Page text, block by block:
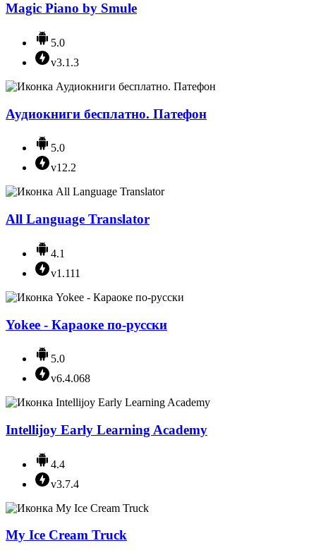
Magic Piano by Smule
5.0
v3.1.3
Аудиокниги бесплатно. Патефон
5.0
v12.2
All Language Translator
4.1
v1.111
Yokee - Караоке по-русски
5.0
v6.4.068
Intellijoy Early Learning Academy
4.4
v3.7.4
My Ice Cream Truck